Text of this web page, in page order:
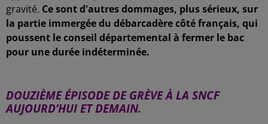
gravité. Ce sont d'autres dommages, plus sérieux, sur
la partie immergée du débarcadère côté français, qui
poussent le conseil départemental à fermer le bac
pour une durée indéterminée.
DOUZIÈME ÉPISODE DE GRÈVE À LA SNCF
AUJOURD’HUI ET DEMAIN.